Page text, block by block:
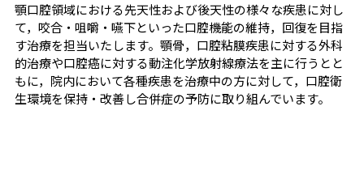
顎口腔領域における先天性および後天性の様々な疾患に対し
て，咬合・咀嚼・嚥下といった口腔機能の維持，回復を目指
す治療を担当いたします。顎骨，口腔粘膜疾患に対する外科
的治療や口腔癌に対する動注化学放射線療法を主に行うとと
もに，院内において各種疾患を治療中の方に対して，口腔衛
生環境を保持・改善し合併症の予防に取り組んでいます。